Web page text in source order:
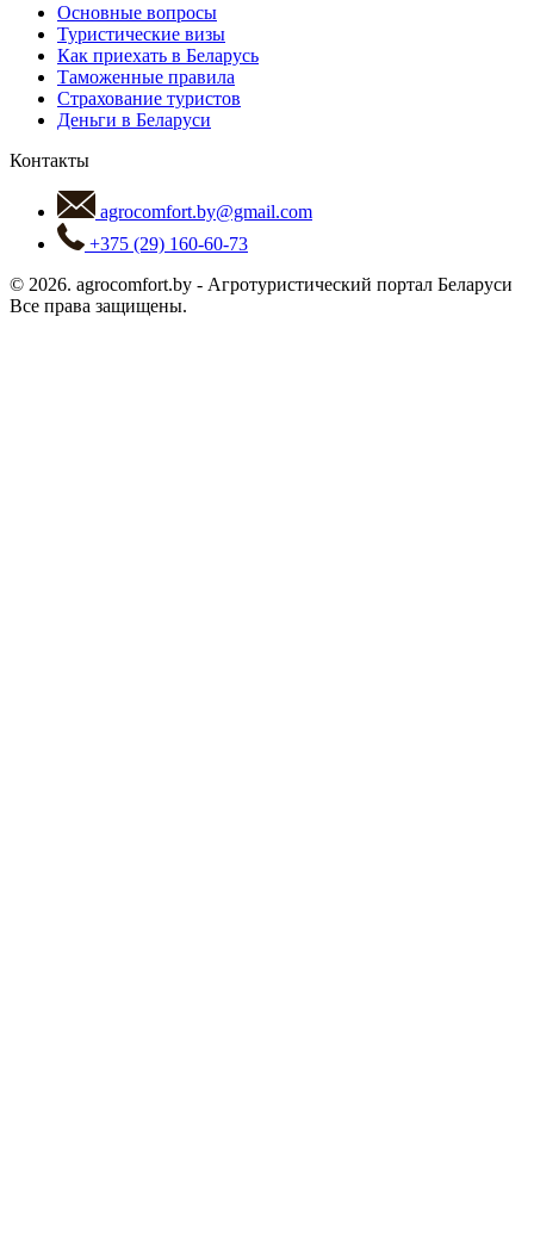
Основные вопросы
Туристические визы
Как приехать в Беларусь
Таможенные правила
Страхование туристов
Деньги в Беларуси
Контакты
agrocomfort.by@gmail.com
+375 (29) 160-60-73
© 2026. agrocomfort.by - Агротуристический портал Беларуси
Все права защищены.